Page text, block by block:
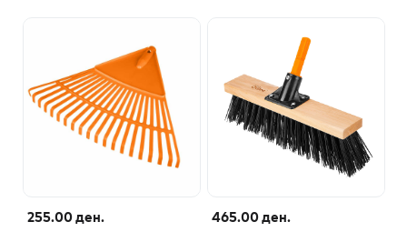
255.00 ден. 465.00 ден.